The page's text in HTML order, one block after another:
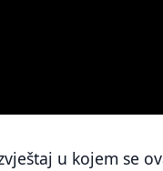
u kojem se